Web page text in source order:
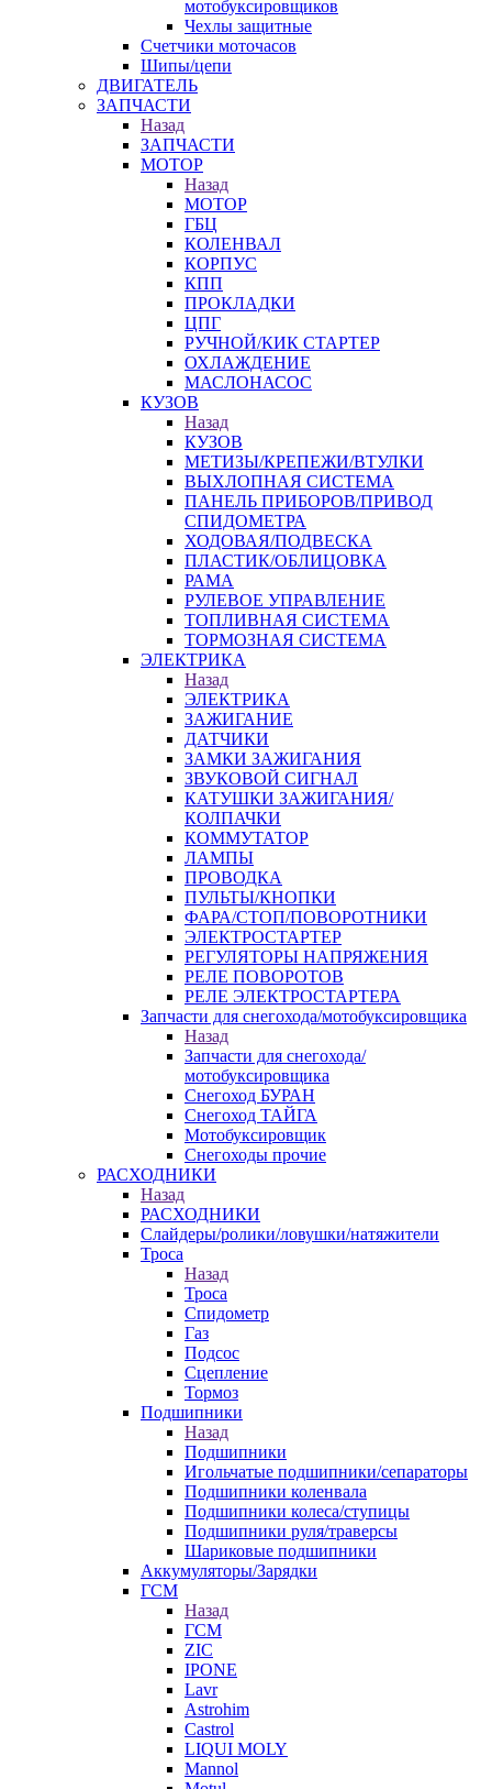
мотобуксировщиков
Чехлы защитные
Счетчики моточасов
Шипы/цепи
ДВИГАТЕЛЬ
ЗАПЧАСТИ
Назад
ЗАПЧАСТИ
МОТОР
Назад
МОТОР
ГБЦ
КОЛЕНВАЛ
КОРПУС
КПП
ПРОКЛАДКИ
ЦПГ
РУЧНОЙ/КИК СТАРТЕР
ОХЛАЖДЕНИЕ
МАСЛОНАСОС
КУЗОВ
Назад
КУЗОВ
МЕТИЗЫ/КРЕПЕЖИ/ВТУЛКИ
ВЫХЛОПНАЯ СИСТЕМА
ПАНЕЛЬ ПРИБОРОВ/ПРИВОД
СПИДОМЕТРА
ХОДОВАЯ/ПОДВЕСКА
ПЛАСТИК/ОБЛИЦОВКА
РАМА
РУЛЕВОЕ УПРАВЛЕНИЕ
ТОПЛИВНАЯ СИСТЕМА
ТОРМОЗНАЯ СИСТЕМА
ЭЛЕКТРИКА
Назад
ЭЛЕКТРИКА
ЗАЖИГАНИЕ
ДАТЧИКИ
ЗАМКИ ЗАЖИГАНИЯ
ЗВУКОВОЙ СИГНАЛ
КАТУШКИ ЗАЖИГАНИЯ/
КОЛПАЧКИ
КОММУТАТОР
ЛАМПЫ
ПРОВОДКА
ПУЛЬТЫ/КНОПКИ
ФАРА/СТОП/ПОВОРОТНИКИ
ЭЛЕКТРОСТАРТЕР
РЕГУЛЯТОРЫ НАПРЯЖЕНИЯ
РЕЛЕ ПОВОРОТОВ
РЕЛЕ ЭЛЕКТРОСТАРТЕРА
Запчасти для снегохода/мотобуксировщика
Назад
Запчасти для снегохода/
мотобуксировщика
Снегоход БУРАН
Снегоход ТАЙГА
Мотобуксировщик
Снегоходы прочие
РАСХОДНИКИ
Назад
РАСХОДНИКИ
Слайдеры/ролики/ловушки/натяжители
Троса
Назад
Троса
Спидометр
Газ
Подсос
Сцепление
Тормоз
Подшипники
Назад
Подшипники
Игольчатые подшипники/сепараторы
Подшипники коленвала
Подшипники колеса/ступицы
Подшипники руля/траверсы
Шариковые подшипники
Аккумуляторы/Зарядки
ГСМ
Назад
ГСМ
ZIC
IPONE
Lavr
Astrohim
Castrol
LIQUI MOLY
Mannol